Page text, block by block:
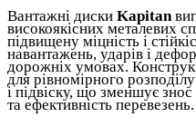
Вантажні диски Kapitan
високоякісних металевих
підвищену міцність і
навантажень, ударів і
дорожніх умовах.
для рівномірного
і підвіску, що зменшує
та ефективність перевезень.